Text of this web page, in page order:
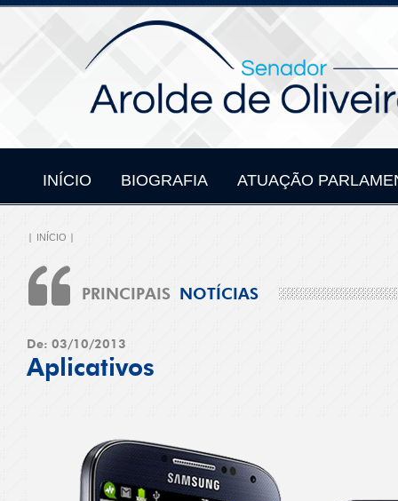
INÍCIO BIOGRAFIA ATUAÇÃO
INÍCIO
PRINCIPAIS NOTÍCIAS
De: 03/10/2013
Aplicativos